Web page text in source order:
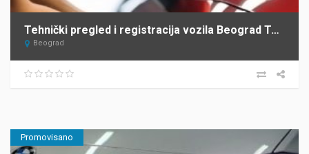
Tehnički pregled i registracija vozila Beograd Top Heel Tim Group
Beograd
Promovisano